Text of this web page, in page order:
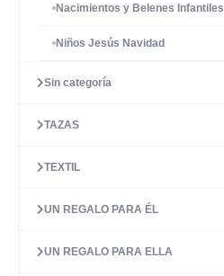
Nacimientos y Belenes Infantiles
Niños Jesús Navidad
Sin categoría
TAZAS
TEXTIL
UN REGALO PARA ÉL
UN REGALO PARA ELLA